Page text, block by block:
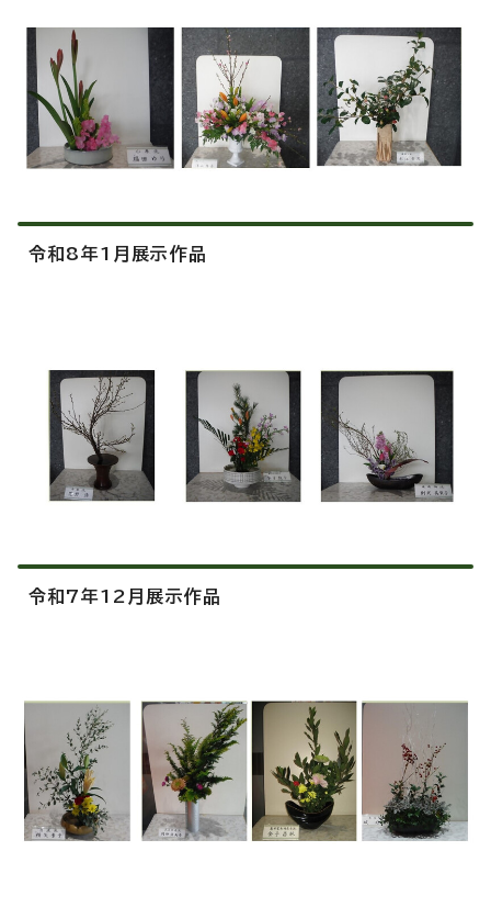
令和8年1月展示作品
令和7年12月展示作品